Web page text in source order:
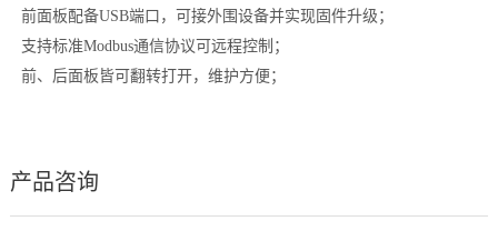
前⾯板配备USB端⼝，可接外围设备并实现固件升级；
⽀持标准Modbus通信协议可远程控制；
前、后⾯板皆可翻转打开，维护⽅便；
产品咨询